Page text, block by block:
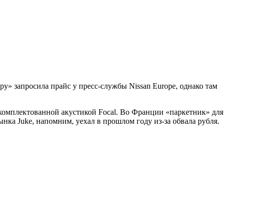
запросила прайс у пресс-службы Nissan Europe, однако там
акустикой Focal. Во Франции «паркетник» для
Juke, напомним, уехал в прошлом году из-за обвала рубля.